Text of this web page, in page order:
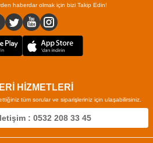
haberdar olmak için bizi Takip Edin!
HİZMETLERİ
tüm sorular ve siparişleriniz için ulaşabilirsiniz.
: 0532 208 33 45